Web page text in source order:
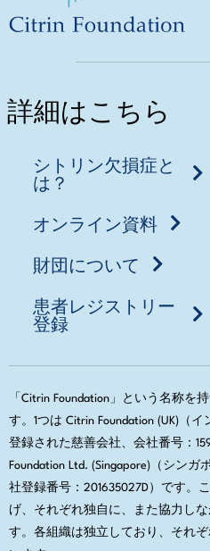
詳細はこちら
シトリン欠損症と
は？
オンライン資料
財団について
患者レジストリー
登録
「Citrin Foundation」という名称を
す。1つは Citrin Foundation (UK)（
登録された慈善会社、会社番号：
Foundation Ltd. (Singapore)（シン
社登録番号：201635027D）です。
げ、それぞれ独自に、また協力し
す。各組織は独立しており、それ